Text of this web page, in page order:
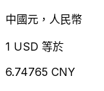
中國元，人民幣
1 USD 等於
6.74765 CNY